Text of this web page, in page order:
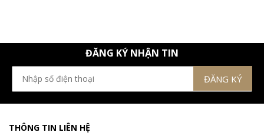
ĐĂNG KÝ NHẬN TIN
THÔNG TIN LIÊN HỆ